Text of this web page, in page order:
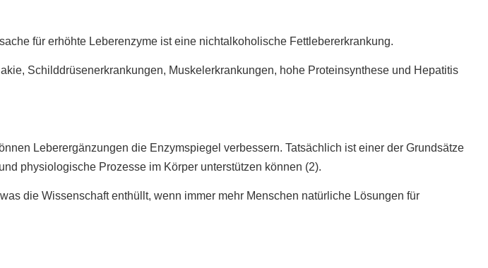
für erhöhte Leberenzyme ist eine nichtalkoholische Fettlebererkrankung.
Schilddrüsenerkrankungen, Muskelerkrankungen, hohe Proteinsynthese und Hepatitis
Leberergänzungen die Enzymspiegel verbessern. Tatsächlich ist einer der Grundsätze
physiologische Prozesse im Körper unterstützen können (2).
die Wissenschaft enthüllt, wenn immer mehr Menschen natürliche Lösungen für